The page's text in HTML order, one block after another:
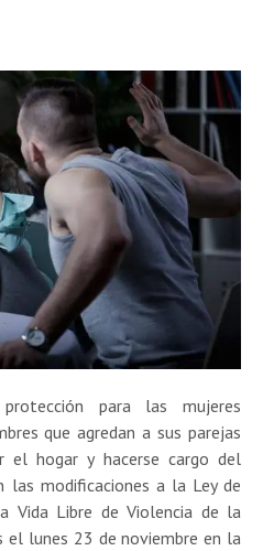
para las mujeres
que agredan a sus parejas
el hogar y hacerse cargo del
las modificaciones a la Ley de
Vida Libre de Violencia de la
el lunes 23 de noviembre en la